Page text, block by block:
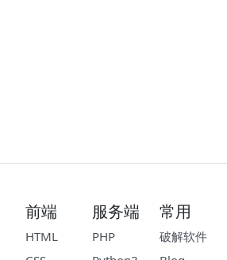
前端
HTML
服务端
PHP
常用
破解软件